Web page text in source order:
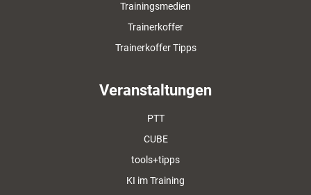
Trainingsmedien
Trainerkoffer
Trainerkoffer Tipps
Veranstaltungen
PTT
CUBE
tools+tipps
KI im Training